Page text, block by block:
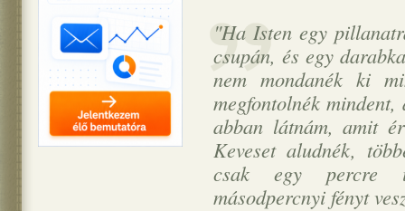
"Ha Isten egy
csupán, és egy
nem mondanék ki
megfontolnék
abban látnám, amit
Keveset aludnék,
csak egy percre
másodpercnyi fényt